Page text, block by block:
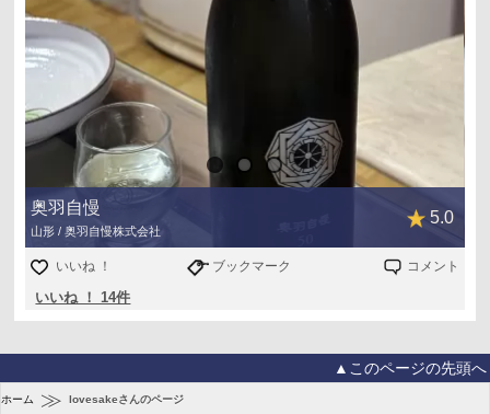
奥羽自慢
山形 / 奥羽自慢株式会社
5.0
いいね ！ ブックマーク コメント
いいね ！ 14件
▲このページの先頭へ
ホーム ≫ lovesakeさんのページ